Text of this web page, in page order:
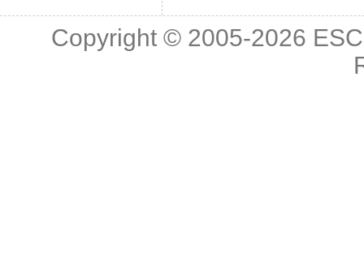
Copyright © 2005-2026